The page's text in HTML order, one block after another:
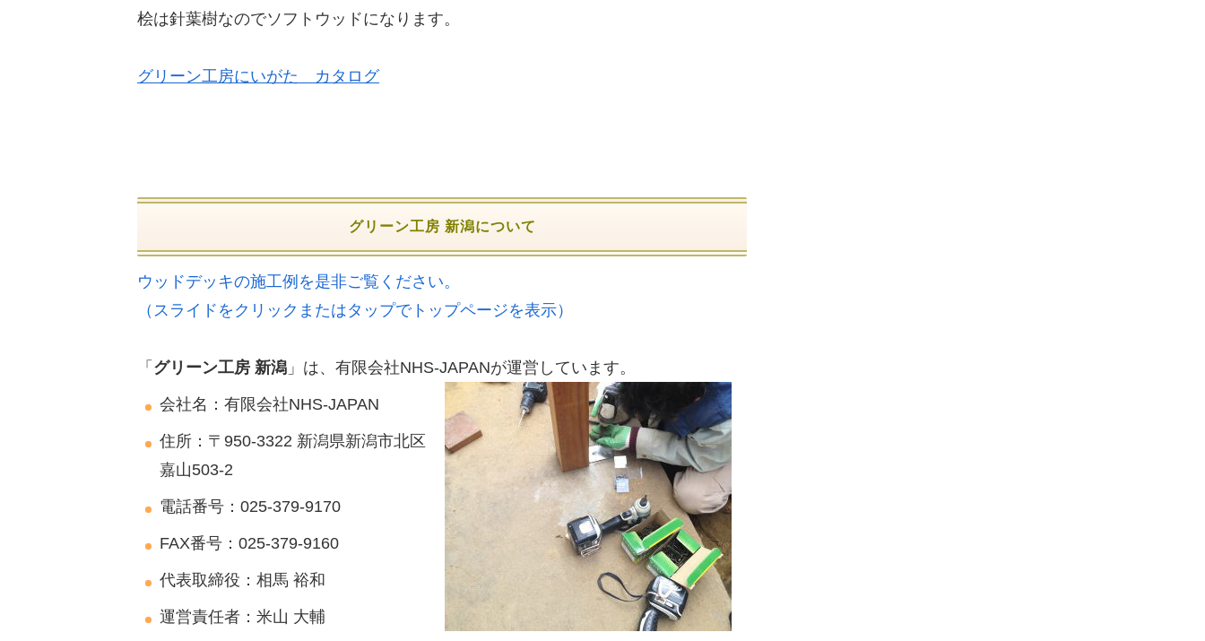
桧は針葉樹なのでソフトウッドになります。
グリーン工房にいがた カタログ
グリーン工房 新潟について
ウッドデッキの施工例を是非ご覧ください。
（スライドをクリックまたはタップでトップページを表示）
「 グリーン工房 新潟 」は、有限会社NHS-JAPANが運営しています。
会社名：有限会社NHS-JAPAN
住所：〒950-3322 新潟県新潟市北区
嘉山503-2
電話番号：025-379-9170
FAX番号：025-379-9160
代表取締役：相馬 裕和
運営責任者：米山 大輔